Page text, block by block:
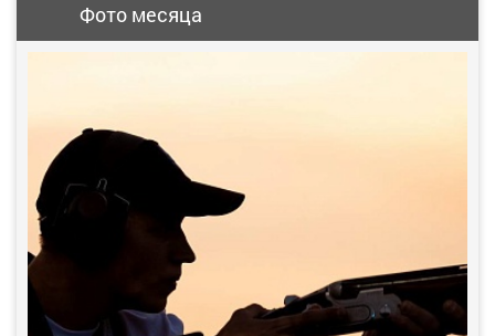
Фото месяца